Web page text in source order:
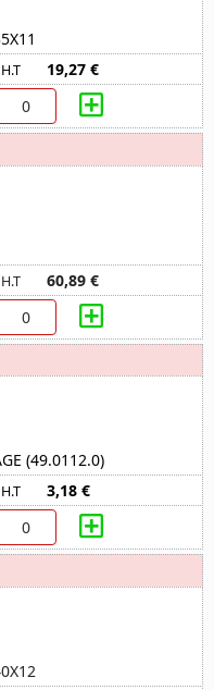
19,27 €
60,89 €
(49.0112.0)
3,18 €